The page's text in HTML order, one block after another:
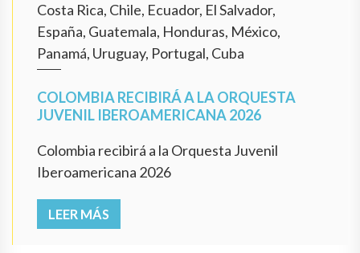
Costa Rica, Chile, Ecuador, El Salvador,
España, Guatemala, Honduras, México,
Panamá, Uruguay, Portugal, Cuba
COLOMBIA RECIBIRÁ A LA ORQUESTA
JUVENIL IBEROAMERICANA 2026
Colombia recibirá a la Orquesta Juvenil
Iberoamericana 2026
LEER MÁS